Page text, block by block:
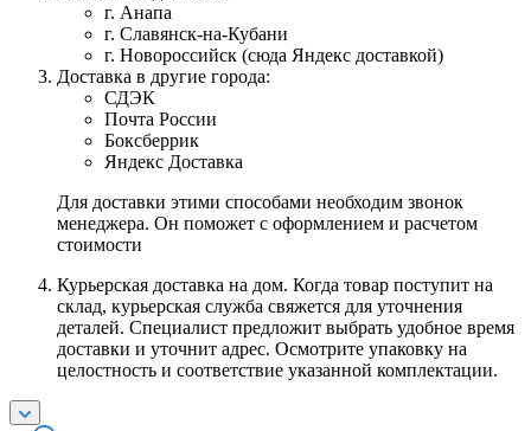
г. Анапа
г. Славянск-на-Кубани
г. Новороссийск (сюда Яндекс доставкой)
Доставка в другие города:
СДЭК
Почта России
Боксберрик
Яндекс Доставка
Для доставки этими способами необходим звонок
менеджера. Он поможет с оформлением и расчетом
стоимости
Курьерская доставка на дом. Когда товар поступит на
склад, курьерская служба свяжется для уточнения
деталей. Специалист предложит выбрать удобное время
доставки и уточнит адрес. Осмотрите упаковку на
целостность и соответствие указанной комплектации.